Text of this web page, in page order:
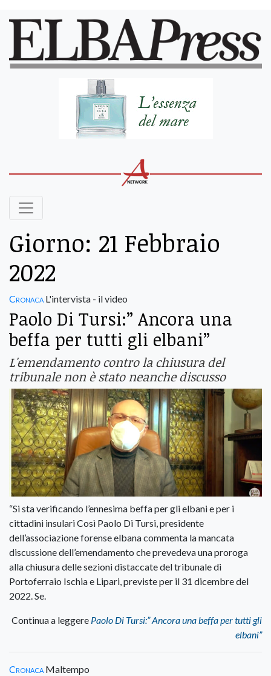
Giorno: 21 Febbraio
2022
Cronaca L'intervista - il video
Paolo Di Tursi:” Ancora una
beffa per tutti gli elbani”
L'emendamento contro la chiusura del
tribunale non è stato neanche discusso
“Si sta verificando l’ennesima beffa per gli elbani e per i
cittadini insulari Così Paolo Di Tursi, presidente
dell’associazione forense elbana commenta la mancata
discussione dell’emendamento che prevedeva una proroga
alla chiusura delle sezioni distaccate del tribunale di
Portoferraio Ischia e Lipari, previste per il 31 dicembre del
2022. Se.
Continua a leggere Paolo Di Tursi:” Ancora una beffa per tutti gli
elbani”
Cronaca Maltempo